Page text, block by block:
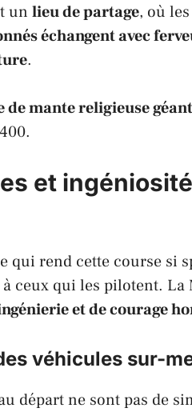
un lieu de partage, où les
échangent avec
.
de mante religieuse
.
et
qui rend cette course si
ceux qui les pilotent. La
et de courage
véhicules sur-
départ ne sont pas de